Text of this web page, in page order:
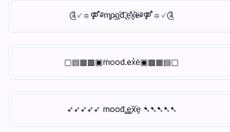
༊⸔☼⚤༅m̡̼̭o̵̤o̺̙͠d.̙̖̆e̝̊̄̓x̳̄̈́ë༅⚤☼⸔༊
▢▤▦▩▣m̈ood.ex̉ė▣▩▦▤▢
➶➶➶➶➶ mood̀͘.̪͇͟e̱̯͝xe̬ ➷➷➷➷➷